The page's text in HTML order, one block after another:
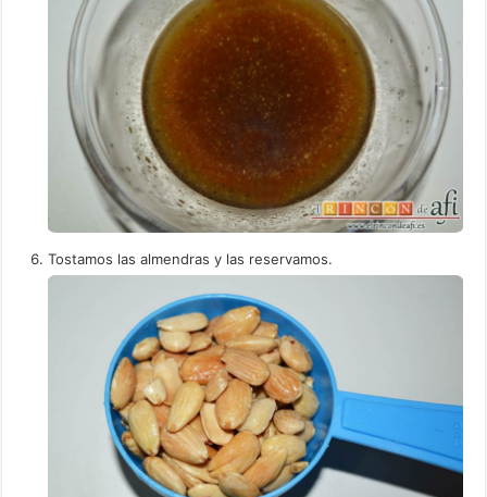
Tostamos las almendras y las reservamos.